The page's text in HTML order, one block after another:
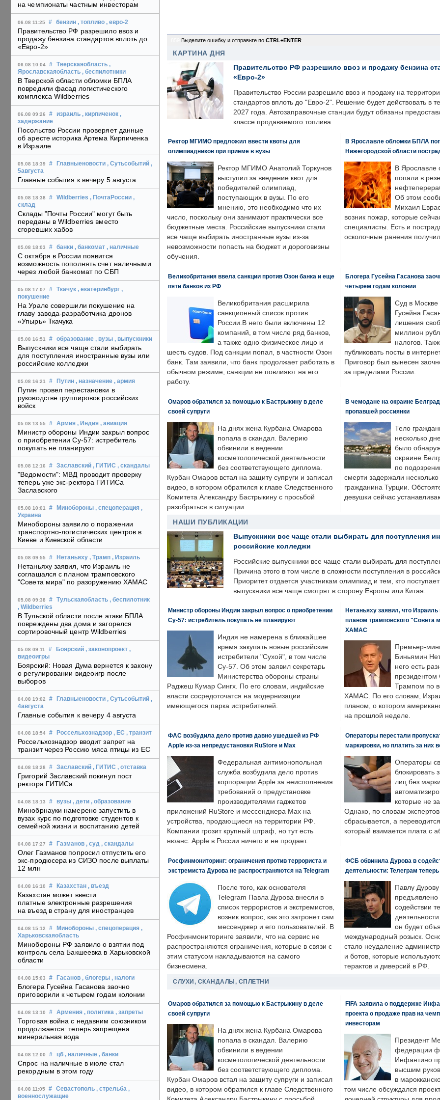
на чемпионаты частным инвесторам
06.08 11:25 # бензин , топливо , евро-2
Правительство РФ разрешило ввоз и
продажу бензина стандартов вплоть до
«Евро-2»
06.08 10:04 # Тверскаяобласть ,
Ярославскаяобласть , беспилотники
В Тверской области обломки БПЛА
повредили фасад логистического
комплекса Wildberries
06.08 09:26 # израиль , кирпиченок ,
задержание
Посольство России проверяет данные
об аресте историка Артема Кирпиченка
в Израиле
05.08 18:39 # Главныеновости , Сутьсобытий ,
5августа
Главные события к вечеру 5 августа
05.08 18:38 # Wildberries , ПочтаРоссии ,
склад
Склады "Почты России" могут быть
переданы в Wildberries вместо
сгоревших хабов
05.08 18:03 # банки , банкомат , наличные
С октября в России появится
возможность пополнять счет наличными
через любой банкомат по СБП
05.08 17:07 # Ткачук , екатеринбург ,
покушение
На Урале совершили покушение на
главу завода-разработчика дронов
«Упырь» Ткачука
05.08 16:51 # образование , вузы , выпускники
Выпускники все чаще стали выбирать
для поступления иностранные вузы или
российские колледжи
05.08 16:21 # Путин , назначение , армия
Путин провел перестановки в
руководстве группировок российских
войск
05.08 13:55 # Армия , Индия , авиация
Министр обороны Индии закрыл вопрос
о приобретении Су-57: истребитель
покупать не планируют
05.08 12:16 # Заславский , ГИТИС , скандалы
"Ведомости": МВД проводит проверку
теперь уже экс-ректора ГИТИСа
Заславского
05.08 10:01 # Минобороны , спецоперация ,
Украина
Минобороны заявило о поражении
транспортно-логистических центров в
Киеве и Киевской области
05.08 09:55 # Нетаньяху , Трамп , Израиль
Нетаньяху заявил, что Израиль не
соглашался с планом трамповского
"Совета мира" по разоружению ХАМАС
05.08 09:38 # Тульскаяобласть , беспилотник
, Wildberries
В Тульской области после атаки БПЛА
повреждены два дома и загорелся
сортировочный центр Wildberries
05.08 09:11 # Боярский , законопроект ,
видеоигры
Боярский: Новая Дума вернется к закону
о регулировании видеоигр после
выборов
04.08 19:02 # Главныеновости , Сутьсобытий ,
4августа
Главные события к вечеру 4 августа
04.08 18:54 # Россельхознадзор , ЕС , транзит
Россельхознадзор вводит запрет на
транзит через Россию мяса птицы из ЕС
04.08 18:28 # Заславский , ГИТИС , отставка
Григорий Заславский покинул пост
ректора ГИТИСа
04.08 18:13 # вузы , дети , образование
Минобрнауки намерено запустить в
вузах курс по подготовке студентов к
семейной жизни и воспитанию детей
04.08 17:27 # Газманов , суд , скандалы
Олег Газманов попросил отпустить его
экс-продюсера из СИЗО после выплаты
12 млн
04.08 16:10 # Казахстан , въезд
Казахстан может ввести
платные электронные разрешения
на въезд в страну для иностранцев
04.08 15:12 # Минобороны , спецоперация ,
Харьковскаяобласть
Минобороны РФ заявило о взятии под
контроль села Бакшеевка в Харьковской
области
04.08 15:03 # Гасанов , блогеры , налоги
Блогера Гусейна Гасанова заочно
приговорили к четырем годам колонии
04.08 13:10 # Армения , политика , запреты
Торговая война с недавним союзником
продолжается: теперь запрещена
минеральная вода
04.08 12:00 # цб , наличные , банки
Спрос на наличные в июле стал
рекордным в этом году
04.08 11:05 # Севастополь , стрельба ,
военнослужащие
Выделите ошибку и отправьте по CTRL+ENTER
КАРТИНА ДНЯ
Правительство РФ разрешило ввоз и продажу бензина
«Евро-2»
Правительство России разрешило ввоз и продажу на
стандартов вплоть до "Евро-2". Решение будет действовать в
2027 года. Автозаправочные станции будут обязаны
классе продаваемого топлива.
Ректор МГИМО предложил ввести квоты для
олимпиадников при приеме в вузы
Ректор МГИМО Анатолий Торкунов
выступил за введение квот для
победителей олимпиад,
поступающих в вузы. По его
мнению, это необходимо что их
число, поскольку они занимают практически все
бюджетные места. Российские выпускники стали
все чаще выбирать иностранные вузы из-за
невозможности попасть на бюджет и дороговизны
обучения.
В Ярославле обломки БПЛА
Нижегородской области
В Ярославле
попали в
Об этом
Михаил
возник пожар, которые
специалисты. Есть и
осколочные ранения
Великобритания ввела санкции против Озон банка и еще
пяти банков из РФ
Великобритания расширила
санкционный список против
России.В него были включены 12
компаний, в том числе ряд банков,
а также одно физическое лицо и
шесть судов. Под санкции попал, в частности Озон
банк. Там заявили, что банк продолжает работать в
обычном режиме, санкции не повлияют на его
работу.
Блогера Гусейна Гасанова
четырем годам колонии
Суд в Москве
Гусейна
лишения
миллион
налогов.
публиковать посты в
Приговор был вынесен
за пределами России.
Омаров обратился за помощью к Бастрыкину в деле
своей супруги
На днях жена Курбана Омарова
попала в скандал. Валерию
обвинили в ведении
косметологической деятельности
без соответствующего диплома.
Курбан Омаров встал на защиту супруги и записал
видео, в котором обратился к главе Следственного
Комитета Александру Бастрыкину с просьбой
разобраться в ситуации.
В чемодане на окраине
пропавшей россиянки
Тело
несколько
было
окраине
по
смерти задержали
гражданина Турции.
девушки сейчас
НАШИ ПУБЛИКАЦИИ
Выпускники все чаще стали выбирать для поступления
российские колледжи
Российские выпускники все чаще стали выбирать для
Причина этого в том числе в сложности поступления в
Приоритет отдается участникам олимпиад и тем, кто
выпускники все чаще смотрят в сторону Европы или Китая.
Министр обороны Индии закрыл вопрос о приобретении
Су-57: истребитель покупать не планируют
Индия не намерена в ближайшее
время закупать новые российские
истребители "Сухой", в том числе
Су-57. Об этом заявил секретарь
Министерства обороны страны
Раджеш Кумар Сингх. По его словам, индийские
власти сосредоточатся на модернизации
имеющегося парка истребителей.
Нетаньяху заявил, что
планом трамповского "Совета
ХАМАС
Премьер-
Биньямин
него есть
Трампом по
ХАМАС. По его словам,
планом, о котором
на прошлой неделе.
ФАС возбудила дело против давно ушедшей из РФ
Apple из-за непредустановки RuStore и Max
Федеральная антимонопольная
служба возбудила дело против
корпорации Apple за неисполнения
требований о предустановке
производителями гаджетов
приложений RuStore и мессенджера Max на
устройства, продающиеся на территории РФ.
Компании грозит крупный штраф, но тут есть
нюанс: Apple в России ничего и не продает.
Операторы перестали
маркировки, но платить за них
Операторы
блокировать
лиц без
которые не
Однако, по словам
сбрасывается, а
который взимается плата с
Росфинмониторинг: ограничения против террориста и
экстремиста Дурова не распространяются на Telegram
После того, как основателя
Telegram Павла Дурова внесли в
список террористов и экстремистов,
возник вопрос, как это затронет сам
мессенджер и его пользователей. В
Росфинмониторинге заявили, что на сервис не
распространяются ограничения, которые в связи с
этим статусом накладываются на самого
бизнесмена.
ФСБ обвинила Дурова в
деятельности: Телеграм
Павлу
предъявлено
содействии
он будет
международный розыск.
стало неудаление
и ботов, которые
терактов и диверсий в РФ.
СЛУХИ, СКАНДАЛЫ, СПЛЕТНИ
Омаров обратился за помощью к Бастрыкину в деле
своей супруги
На днях жена Курбана Омарова
попала в скандал. Валерию
обвинили в ведении
косметологической деятельности
без соответствующего диплома.
Курбан Омаров встал на защиту супруги и записал
видео, в котором обратился к главе Следственного
FIFA заявила о поддержке
проекта о продаже прав на
инвесторам
Президент
федерации
Инфантино
высшим
в
том числе обсуждался